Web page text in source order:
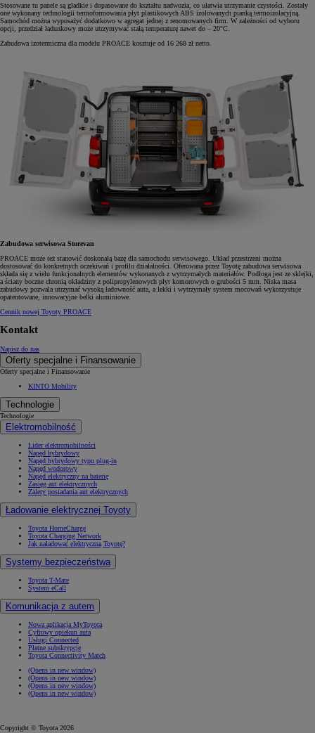
Stosowane tu panele są gładkie i dopasowane do kształtu nadwozia, co ułatwia utrzymanie czystości. Zostały
one wykonany technologii termoformowania płyt plastikowych ABS izolowanych pianką termoizolacyjną.
Samochód można wyposażyć dodatkowo w agregat jednej z renomowanych firm. W zależności od wyboru
opcji, przedział ładunkowy może utrzymywać stałą temperaturę nawet do – 20°C.
Zabudowa izotermiczna dla modelu PROACE kosztuje od 16 268 zł netto.
Zabudowa serwisowa Storevan
PROACE może też stanowić doskonałą bazę dla samochodu serwisowego. Układ przestrzeni można
dostosować do konkretnych oczekiwań i profilu działalności. Oferowana przez Toyotę zabudowa serwisowa
składa się z wielu funkcjonalnych elementów wykonanych z wytrzymałych materiałów. Podłoga jest ze sklejki,
a ściany boczne chronią okładziny z polipropylenowych płyt komorowych o grubości 5 mm. Niska masa
zabudowy pozwala utrzymać wysoką ładowność auta, a lekki i wytrzymały system mocowań wykorzystuje
opatentowane, innowacyjne belki aluminiowe.
Cennik nowej Toyoty PROACE
Kontakt
Napisz do nas
Oferty specjalne i Finansowanie
Oferty specjalne i Finansowanie
KINTO Mobility
Technologie
Technologie
Elektromobilność
Lider elektromobilności
Napęd hybrydowy
Napęd hybrydowy typu plug-in
Napęd wodorowy
Napęd elektryczny na baterię
Zasięg aut elektrycznych
Zalety posiadania aut elektrycznych
Ładowanie elektrycznej Toyoty
Toyota HomeCharge
Toyota Charging Network
Jak naładować elektryczną Toyotę?
Systemy bezpieczeństwa
Toyota T-Mate
System eCall
Komunikacja z autem
Nowa aplikacja MyToyota
Cyfrowy opiekun auta
Usługi Connected
Płatne subskrypcje
Toyota Connectivity Match
(Opens in new window)
(Opens in new window)
(Opens in new window)
(Opens in new window)
Copyright © Toyota 2026